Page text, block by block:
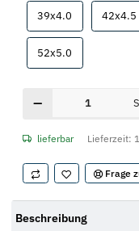
39x4.0 39x4.042x4.5
52x5.0
lieferbar Lieferzeit:
Frage
Beschreibung